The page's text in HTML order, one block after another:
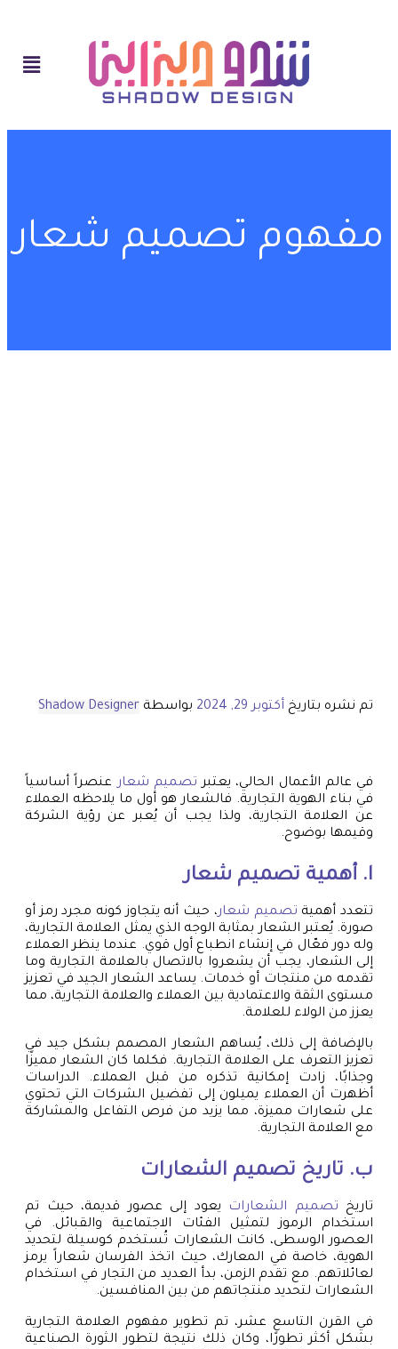
مفهوم تصميم شعار
تم نشره بتاريخ أكتوبر 29, 2024 بواسطة Shadow Designer
في عالم الأعمال الحالي، يعتبر تصميم شعارعنصراً أساسياً
في بناء الهوية التجارية. فالشعار هو أول ما يلاحظه العملاء
عن العلامة التجارية، ولذا يجب أن يُعبر عن رؤية الشركة
وقيمها بوضوح.
ا. أهمية تصميم شعار
تتعدد أهمية تصميم شعار، حيث أنه يتجاوز كونه مجرد رمز أو
صورة. يُعتبر الشعار بمثابة الوجه الذي يمثل العلامة التجارية،
وله دور فعّال في إنشاء انطباع أول قوي. عندما ينظر العملاء
إلى الشعار، يجب أن يشعروا بالاتصال بالعلامة التجارية وما
تقدمه من منتجات أو خدمات. يساعد الشعار الجيد في تعزيز
مستوى الثقة والاعتمادية بين العملاء والعلامة التجارية، مما
يعزز من الولاء للعلامة.
بالإضافة إلى ذلك، يُساهم الشعار المصمم بشكل جيد في
تعزيز التعرف على العلامة التجارية. فكلما كان الشعار مميزًا
وجذابًا، زادت إمكانية تذكره من قبل العملاء. الدراسات
أظهرت أن العملاء يميلون إلى تفضيل الشركات التي تحتوي
على شعارات مميزة، مما يزيد من فرص التفاعل والمشاركة
مع العلامة التجارية.
ب. تاريخ تصميم الشعارات
تاريخ تصميم الشعارات
يعود إلى عصور قديمة، حيث تم
استخدام الرموز لتمثيل الفئات الاجتماعية والقبائل. في
العصور الوسطى، كانت الشعارات تُستخدم كوسيلة لتحديد
الهوية، خاصة في المعارك، حيث اتخذ الفرسان شعاراً يرمز
لعائلاتهم. مع تقدم الزمن، بدأ العديد من التجار في استخدام
الشعارات لتحديد منتجاتهم من بين المنافسين.
في القرن التاسع عشر، تم تطوير مفهوم العلامة التجارية
بشكل أكثر تطورًا، وكان ذلك نتيجة لتطور الثورة الصناعية